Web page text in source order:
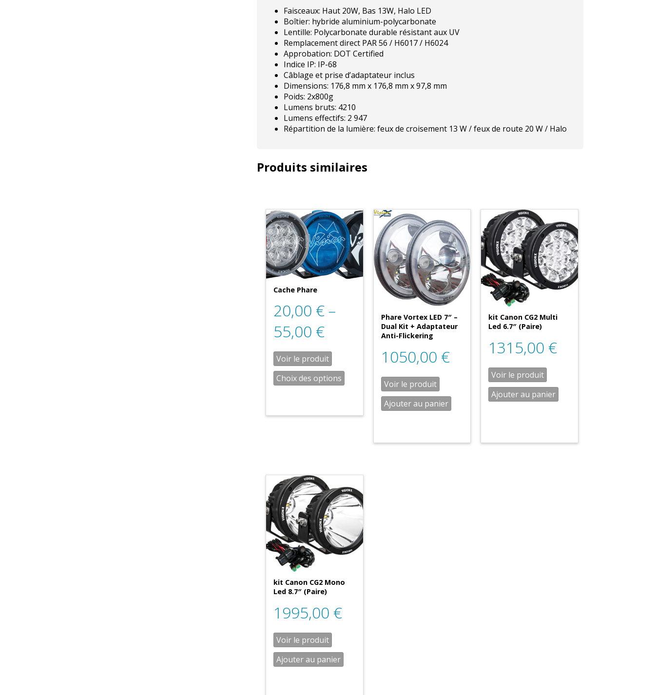
Faisceaux: Haut 20W, Bas 13W, Halo LED
Boîtier: hybride aluminium-polycarbonate
Lentille: Polycarbonate durable résistant aux UV
Remplacement direct PAR 56 / H6017 / H6024
Approbation: DOT Certified
Indice IP: IP-68
Câblage et prise d’adaptateur inclus
Dimensions: 176,8 mm x 176,8 mm x 97,8 mm
Poids: 2x800g
Lumens bruts: 4210
Lumens effectifs: 2 947
Répartition de la lumière: feux de croisement 13 W / feux de route 20 W / Halo
Produits similaires
Cache Phare
20,00 €–
55,00 €
Voir le produit
Choix des options
Phare Vortex LED 7″ –
Dual Kit + Adaptateur
Anti-Flickering
1050,00 €
Voir le produit
Ajouter au panier
kit Canon CG2 Multi
Led 6.7″ (Paire)
1315,00 €
Voir le produit
Ajouter au panier
kit Canon CG2 Mono
Led 8.7″ (Paire)
1995,00 €
Voir le produit
Ajouter au panier